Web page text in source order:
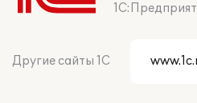
Другие сайты 1С